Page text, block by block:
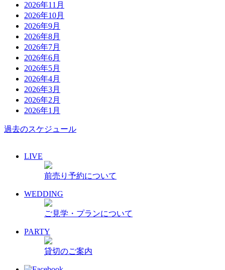
2026年11月
2026年10月
2026年9月
2026年8月
2026年7月
2026年6月
2026年5月
2026年4月
2026年3月
2026年2月
2026年1月
過去のスケジュール
LIVE
前売り予約について
WEDDING
ご見学・プランについて
PARTY
貸切のご案内